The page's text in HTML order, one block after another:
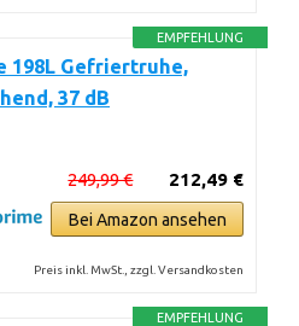
EMPFEHLUNG
198L Gefriertruhe,
37 dB
212,49 €
249,99 €
Bei Amazon ansehen
Preis inkl. MwSt., zzgl. Versandkosten
EMPFEHLUNG